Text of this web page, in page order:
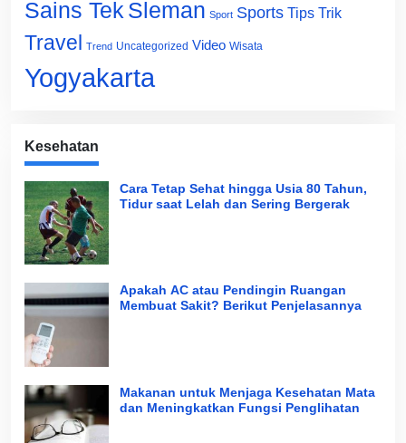
Sains Tek Sleman Sport Sports Tips Trik
Travel Trend Uncategorized Video Wisata
Yogyakarta
Kesehatan
Cara Tetap Sehat hingga Usia 80 Tahun,
Tidur saat Lelah dan Sering Bergerak
Apakah AC atau Pendingin Ruangan
Membuat Sakit? Berikut Penjelasannya
Makanan untuk Menjaga Kesehatan Mata
dan Meningkatkan Fungsi Penglihatan